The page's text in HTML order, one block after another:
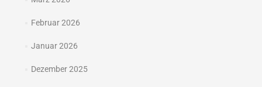
Februar 2026
Januar 2026
Dezember 2025